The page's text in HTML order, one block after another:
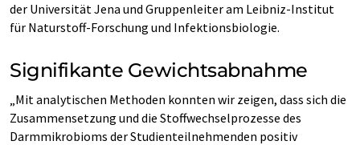
der Universität Jena und Gruppenleiter am Leibniz-Institut
für Naturstoff-Forschung und Infektionsbiologie.
Signifikante Gewichtsabnahme
„Mit analytischen Methoden konnten wir zeigen, dass sich die
Zusammensetzung und die Stoffwechselprozesse des
Darmmikrobioms der Studienteilnehmenden positiv